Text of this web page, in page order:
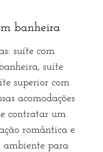
banheira
suíte com
suíte
superior com
acomodações
contratar um
romântica e
ambiente para